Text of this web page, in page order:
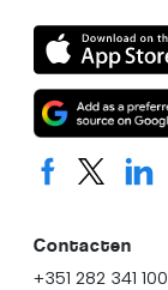
Contacten
+351 282 341 100